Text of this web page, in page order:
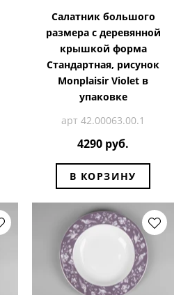
Салатник большого
размера с деревянной
крышкой форма
Стандартная, рисунок
Monplaisir Violet в
упаковке
арт 42.00063.00.1
4290 руб.
В КОРЗИНУ